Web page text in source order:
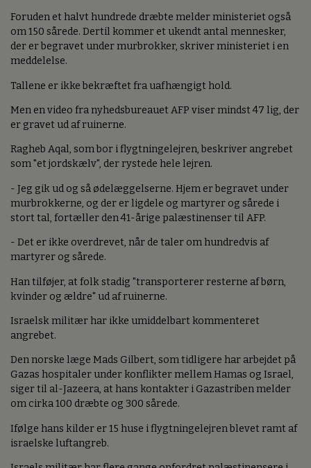
Foruden et halvt hundrede dræbte melder ministeriet også
om 150 sårede. Dertil kommer et ukendt antal mennesker,
der er begravet under murbrokker, skriver ministeriet i en
meddelelse.
Tallene er ikke bekræftet fra uafhængigt hold.
Men en video fra nyhedsbureauet AFP viser mindst 47 lig, der
er gravet ud af ruinerne.
Ragheb Aqal, som bor i flygtningelejren, beskriver angrebet
som "et jordskælv", der rystede hele lejren.
- Jeg gik ud og så ødelæggelserne. Hjem er begravet under
murbrokkerne, og der er ligdele og martyrer og sårede i
stort tal, fortæller den 41-årige palæstinenser til AFP.
- Det er ikke overdrevet, når de taler om hundredvis af
martyrer og sårede.
Han tilføjer, at folk stadig "transporterer resterne af børn,
kvinder og ældre" ud af ruinerne.
Israelsk militær har ikke umiddelbart kommenteret
angrebet.
Den norske læge Mads Gilbert, som tidligere har arbejdet på
Gazas hospitaler under konflikter mellem Hamas og Israel,
siger til al-Jazeera, at hans kontakter i Gazastriben melder
om cirka 100 dræbte og 300 sårede.
Ifølge hans kilder er 15 huse i flygtningelejren blevet ramt af
israelske luftangreb.